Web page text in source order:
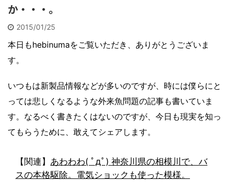
か・・・。
2015/01/25
本日もhebinumaをご覧いただき、ありがとうございま
す。
いつもは新製品情報などが多いのですが、時には僕らにと
っては悲しくなるような外来魚問題の記事も書いていま
す。なるべく書きたくはないのですが、今日も現実を知っ
てもらうために、敢えてシェアします。
【関連】 あわわわ( ﾟдﾟ) 神奈川県の相模川で、バ
スの本格駆除。電気ショックも使った模様。